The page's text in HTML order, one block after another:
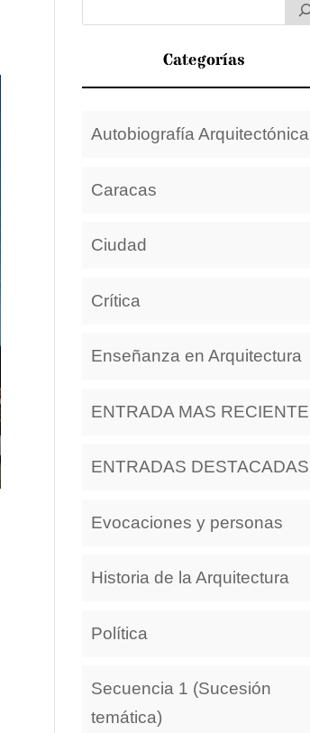
Categorías
Autobiografía Arquitectónica
Caracas
Ciudad
Crítica
Enseñanza en Arquitectura
ENTRADA MAS RECIENTE
ENTRADAS DESTACADAS
Evocaciones y personas
Historia de la Arquitectura
Política
Secuencia 1 (Sucesión
temática)